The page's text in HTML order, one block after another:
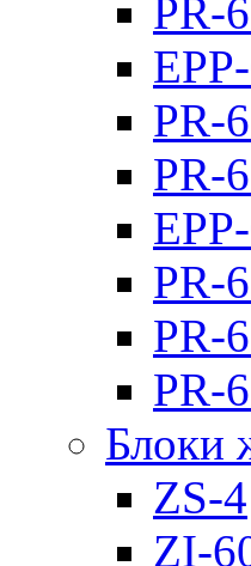
PR-
PR-
PR-
PR-
PR-
PR-
Блоки
ZS-4
ZI-